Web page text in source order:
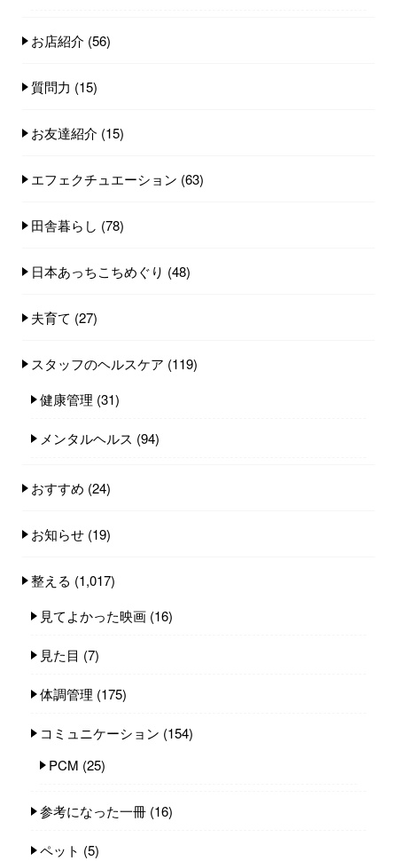
お店紹介 (56)
質問力 (15)
お友達紹介 (15)
エフェクチュエーション (63)
田舎暮らし (78)
日本あっちこちめぐり (48)
夫育て (27)
スタッフのヘルスケア (119)
健康管理 (31)
メンタルヘルス (94)
おすすめ (24)
お知らせ (19)
整える (1,017)
見てよかった映画 (16)
見た目 (7)
体調管理 (175)
コミュニケーション (154)
PCM (25)
参考になった一冊 (16)
ペット (5)